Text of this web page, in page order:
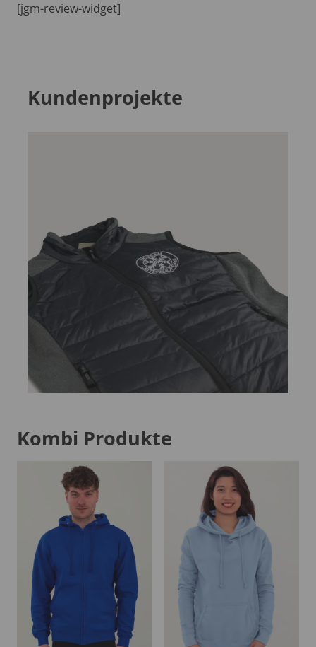
[jgm-review-widget]
Kundenprojekte
Kombi Produkte